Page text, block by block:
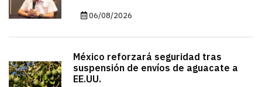
06/08/2026
México reforzará seguridad tras
suspensión de envíos de aguacate a
EE.UU.